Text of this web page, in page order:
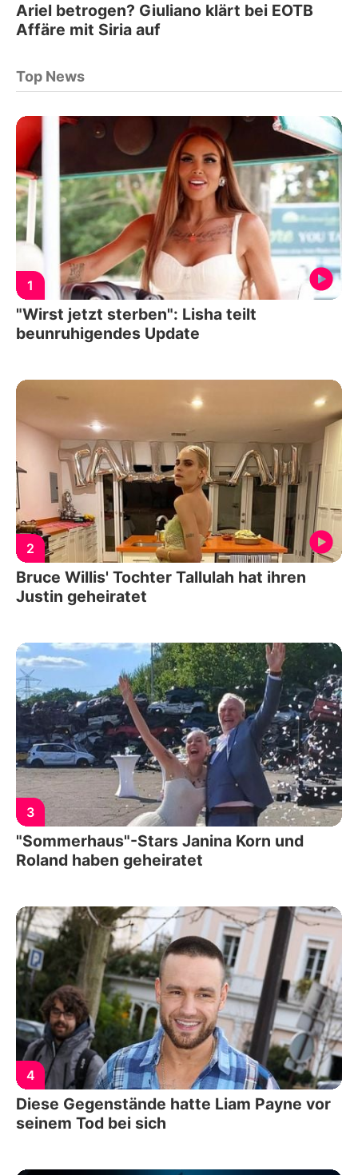
Ariel betrogen? Giuliano klärt bei EOTB
Affäre mit Siria auf
Top News
1
"Wirst jetzt sterben": Lisha teilt
beunruhigendes Update
2
Bruce Willis' Tochter Tallulah hat ihren
Justin geheiratet
3
"Sommerhaus"-Stars Janina Korn und
Roland haben geheiratet
4
Diese Gegenstände hatte Liam Payne vor
seinem Tod bei sich